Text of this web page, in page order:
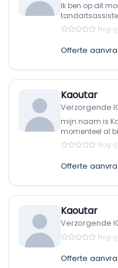
Ik ben op dit
Nog
Offerte
Kaoutar
Verzorgende
mijn naam is
momenteel al
Nog
Offerte
Kaoutar
Verzorgende
Nog
Offerte